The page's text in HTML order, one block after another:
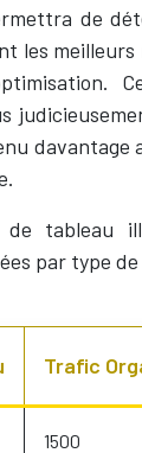
de
les
davantage
tableau
par type
Trafic
1500